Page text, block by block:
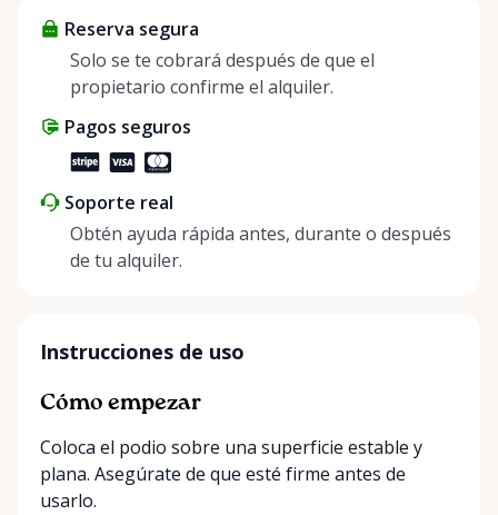
positive impact on the environment. By choosing to
share instead of buy, we’re all doing our part to
make things easier on Mother Nature.
Reserva segura
Solo se te cobrará después de que el
propietario confirme el alquiler.
Pagos seguros
Soporte real
Obtén ayuda rápida antes, durante o después
de tu alquiler.
Instrucciones de uso
Cómo empezar
Coloca el podio sobre una superficie estable y
plana. Asegúrate de que esté firme antes de
usarlo.